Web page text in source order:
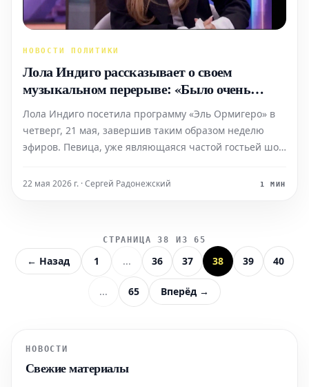
НОВОСТИ ПОЛИТИКИ
Лола Индиго рассказывает о своем
музыкальном перерыве: «Было очень
тяжело»
Лола Индиго посетила программу «Эль Ормигеро» в
четверг, 21 мая, завершив таким образом неделю
эфиров. Певица, уже являющаяся частой гостьей шоу,
которое она организует в своей родной Гранаде 30
22 мая 2026 г. · Сергей Радонежский 1 МИН
СТРАНИЦА 38 ИЗ 65
← Назад 1 ... 36 37 38 39 40
... 65 Вперёд →
НОВОСТИ
Свежие материалы